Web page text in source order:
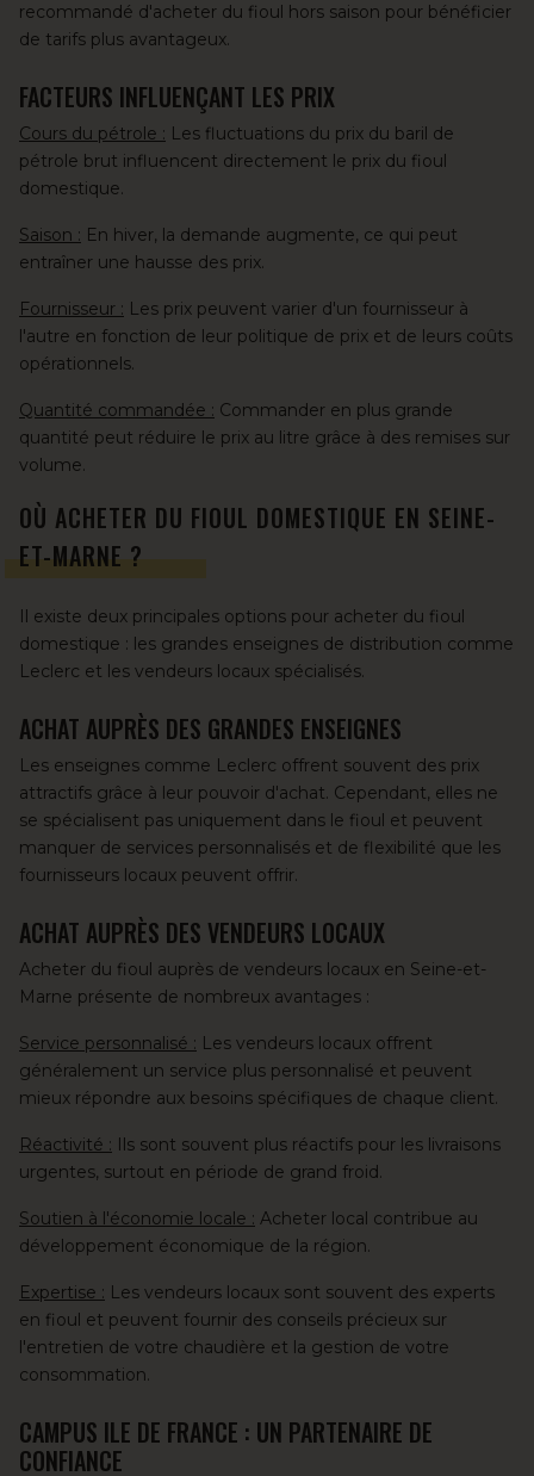
recommandé d'acheter du fioul hors saison pour bénéficier
de tarifs plus avantageux.
FACTEURS INFLUENÇANT LES PRIX
Cours du pétrole : Les fluctuations du prix du baril de
pétrole brut influencent directement le prix du fioul
domestique.
Saison : En hiver, la demande augmente, ce qui peut
entraîner une hausse des prix.
Fournisseur : Les prix peuvent varier d'un fournisseur à
l'autre en fonction de leur politique de prix et de leurs coûts
opérationnels.
Quantité commandée : Commander en plus grande
quantité peut réduire le prix au litre grâce à des remises sur
volume.
OÙ ACHETER DU FIOUL DOMESTIQUE EN SEINE-
ET-MARNE ?
Il existe deux principales options pour acheter du fioul
domestique : les grandes enseignes de distribution comme
Leclerc et les vendeurs locaux spécialisés.
ACHAT AUPRÈS DES GRANDES ENSEIGNES
Les enseignes comme Leclerc offrent souvent des prix
attractifs grâce à leur pouvoir d'achat. Cependant, elles ne
se spécialisent pas uniquement dans le fioul et peuvent
manquer de services personnalisés et de flexibilité que les
fournisseurs locaux peuvent offrir.
ACHAT AUPRÈS DES VENDEURS LOCAUX
Acheter du fioul auprès de vendeurs locaux en Seine-et-
Marne présente de nombreux avantages :
Service personnalisé : Les vendeurs locaux offrent
généralement un service plus personnalisé et peuvent
mieux répondre aux besoins spécifiques de chaque client.
Réactivité : Ils sont souvent plus réactifs pour les livraisons
urgentes, surtout en période de grand froid.
Soutien à l'économie locale : Acheter local contribue au
développement économique de la région.
Expertise : Les vendeurs locaux sont souvent des experts
en fioul et peuvent fournir des conseils précieux sur
l'entretien de votre chaudière et la gestion de votre
consommation.
CAMPUS ILE DE FRANCE : UN PARTENAIRE DE
CONFIANCE